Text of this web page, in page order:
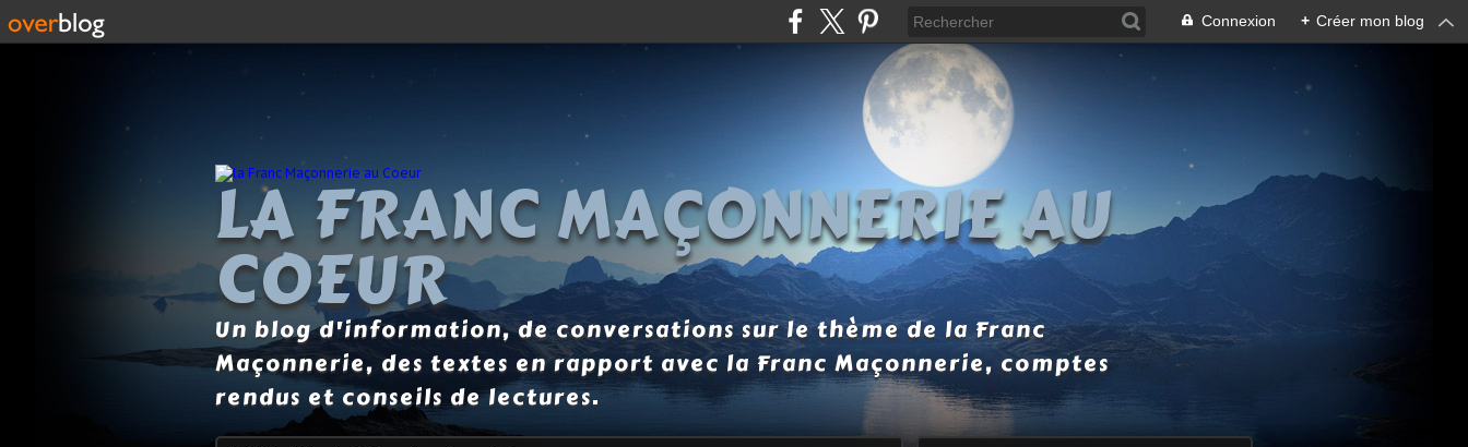
Connexion + Créer mon blog
LA FRANC MAÇONNERIE AU
COEUR
Un blog d'information, de conversations sur le thème de la Franc
Maçonnerie, des textes en rapport avec la Franc Maçonnerie, comptes
rendus et conseils de lectures.
https://www.linitiation.eu